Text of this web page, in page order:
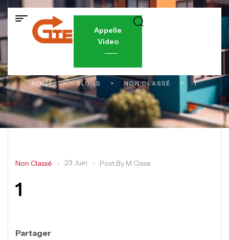
Appelle
Video
HOME > BLOGS > NON CLASSÉ > 1
Non Classé 23 Juin Post By M Cisse
1
Partager